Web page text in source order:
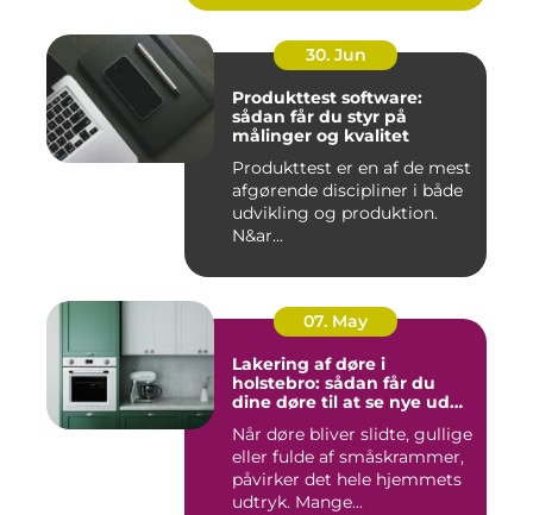
30. Jun
Produkttest software:
sådan får du styr på
målinger og kvalitet
Produkttest er en af de mest
afgørende discipliner i både
udvikling og produktion.
N&ar...
07. May
Lakering af døre i
holstebro: sådan får du
dine døre til at se nye ud
Når døre bliver slidte, gullige
eller fulde af småskrammer,
påvirker det hele hjemmets
udtryk. Mange...